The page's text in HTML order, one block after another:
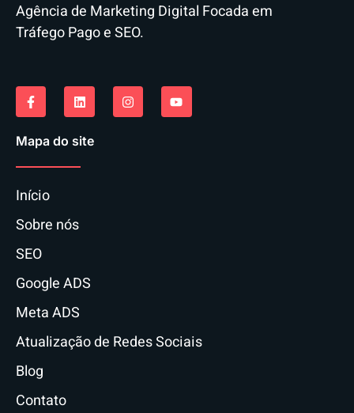
Agência de Marketing Digital Focada em
Tráfego Pago e SEO.
Mapa do site
Início
Sobre nós
SEO
Google ADS
Meta ADS
Atualização de Redes Sociais
Blog
Contato